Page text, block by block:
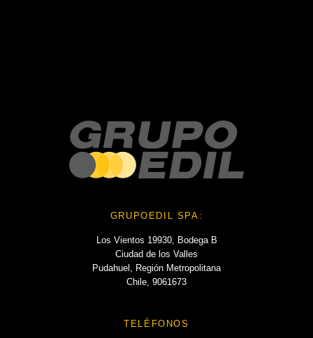
GRUPOEDIL SPA:
Los Vientos 19930, Bodega B
Ciudad de los Valles
Pudahuel, Región Metropolitana
Chile, 9061673
TELÉFONOS